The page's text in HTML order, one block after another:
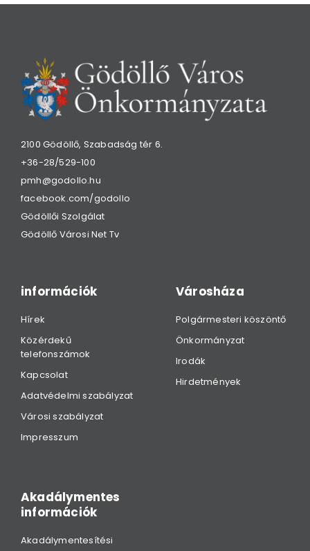
2100 Gödöllő, Szabadság tér 6.
+36-28/529-100
pmh@godollo.hu
facebook.com/godollo
Gödöllői Szolgálat
Gödöllő Városi Net Tv
információk
Hírek
Közérdekű
telefonszámok
Kapcsolat
Adatvédelmi szabályzat
Városi szabályzat
Impresszum
Városháza
Polgármesteri köszöntő
Önkormányzat
Irodák
Hirdetmények
Akadálymentes
információk
Akadálymentesítési